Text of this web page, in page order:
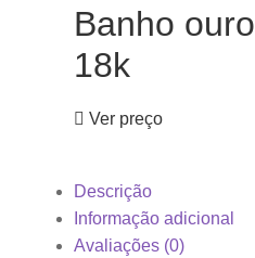
Banho ouro
18k
Ver preço
Descrição
Informação adicional
Avaliações (0)